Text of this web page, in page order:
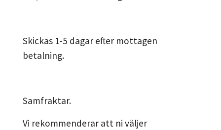
Skickas 1-5 dagar efter mottagen
betalning.
Samfraktar.
Vi rekommenderar att ni väljer